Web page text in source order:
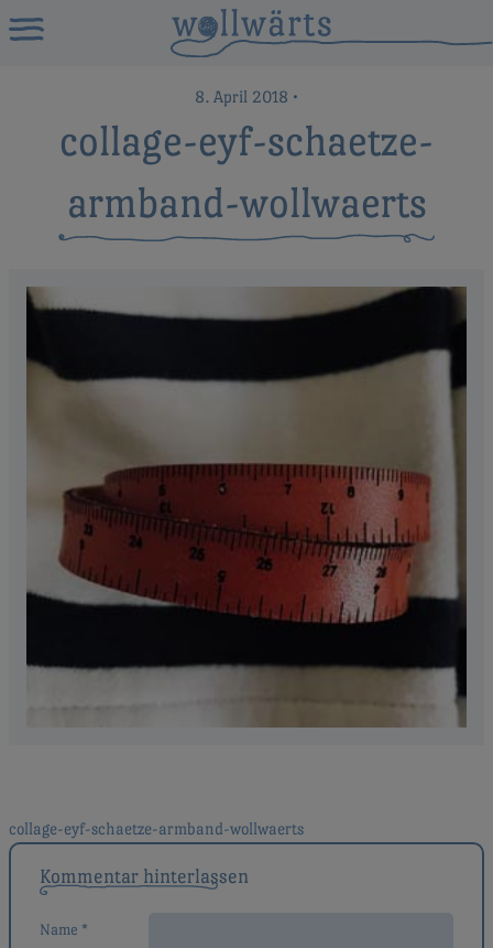
8. April 2018 •
collage-eyf-schaetze-
armband-wollwaerts
Beitragsnavigation
collage-eyf-schaetze-armband-wollwaerts
Kommentar hinterlassen
Name *